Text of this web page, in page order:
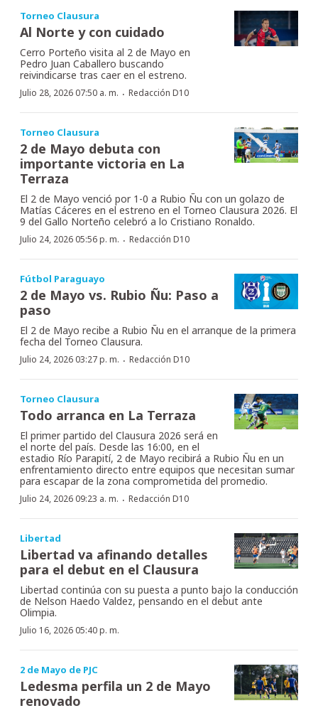
Torneo Clausura
Al Norte y con cuidado
Cerro Porteño visita al 2 de Mayo en
Pedro Juan Caballero buscando
reivindicarse tras caer en el estreno.
Julio 28, 2026 07:50 a. m. · Redacción D10
Torneo Clausura
2 de Mayo debuta con
importante victoria en La
Terraza
El 2 de Mayo venció por 1-0 a Rubio Ñu con un golazo de
Matías Cáceres en el estreno en el Torneo Clausura 2026. El
9 del Gallo Norteño celebró a lo Cristiano Ronaldo.
Julio 24, 2026 05:56 p. m. · Redacción D10
Fútbol Paraguayo
2 de Mayo vs. Rubio Ñu: Paso a
paso
El 2 de Mayo recibe a Rubio Ñu en el arranque de la primera
fecha del Torneo Clausura.
Julio 24, 2026 03:27 p. m. · Redacción D10
Torneo Clausura
Todo arranca en La Terraza
El primer partido del Clausura 2026 será en
el norte del país. Desde las 16:00, en el
estadio Río Parapití, 2 de Mayo recibirá a Rubio Ñu en un
enfrentamiento directo entre equipos que necesitan sumar
para escapar de la zona comprometida del promedio.
Julio 24, 2026 09:23 a. m. · Redacción D10
Libertad
Libertad va afinando detalles
para el debut en el Clausura
Libertad continúa con su puesta a punto bajo la conducción
de Nelson Haedo Valdez, pensando en el debut ante
Olimpia.
Julio 16, 2026 05:40 p. m.
2 de Mayo de PJC
Ledesma perfila un 2 de Mayo
renovado